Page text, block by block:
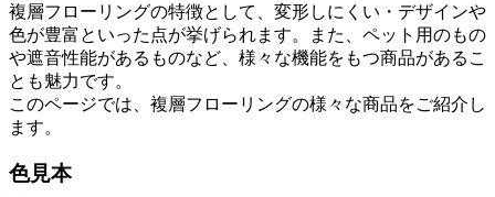
複層フローリングの特徴として、変形しにくい・デザインや
色が豊富といった点が挙げられます。また、ペット用のもの
や遮音性能があるものなど、様々な機能をもつ商品があるこ
とも魅力です。
このページでは、複層フローリングの様々な商品をご紹介し
ます。
色見本